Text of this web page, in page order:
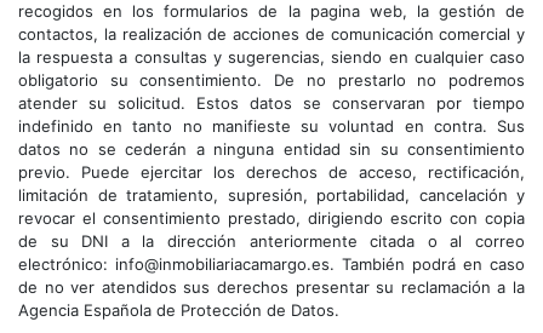
recogidos en los formularios de la pagina web, la gestión de
contactos, la realización de acciones de comunicación comercial y
la respuesta a consultas y sugerencias, siendo en cualquier caso
obligatorio su consentimiento. De no prestarlo no podremos
atender su solicitud. Estos datos se conservaran por tiempo
indefinido en tanto no manifieste su voluntad en contra. Sus
datos no se cederán a ninguna entidad sin su consentimiento
previo. Puede ejercitar los derechos de acceso, rectificación,
limitación de tratamiento, supresión, portabilidad, cancelación y
revocar el consentimiento prestado, dirigiendo escrito con copia
de su DNI a la dirección anteriormente citada o al correo
electrónico: info@inmobiliariacamargo.es. También podrá en caso
de no ver atendidos sus derechos presentar su reclamación a la
Agencia Española de Protección de Datos.